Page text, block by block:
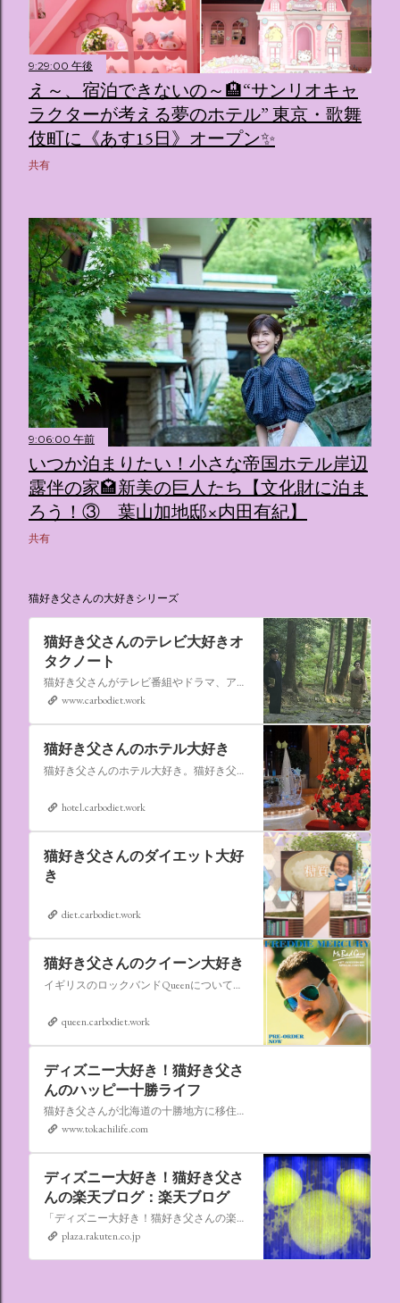
9:29:00 午後
え～、宿泊できないの～🏨“サンリオキャ
ラクターが考える夢のホテル” 東京・歌舞
伎町に《あす15日》オープン✨️
共有
9:06:00 午前
いつか泊まりたい！小さな帝国ホテル岸辺
露伴の家🏩新美の巨人たち【文化財に泊ま
ろう！③ 葉山加地邸×内田有紀】
共有
猫好き父さんの大好きシリーズ
猫好き父さんのテレビ大好きオ
タクノート
猫好き父さんがテレビ番組やドラマ、アニメ、特撮ヒーロー,そしてダイエットについて書いたブログです。
www.carbodiet.work
猫好き父さんのホテル大好き
猫好き父さんのホテル大好き。猫好き父さんが宿泊したホテルの情報を徒然なるままに書いていきます。
hotel.carbodiet.work
猫好き父さんのダイエット大好
き
diet.carbodiet.work
猫好き父さんのクイーン大好き
イギリスのロックバンドQueenについての情報をアップします。
queen.carbodiet.work
ディズニー大好き！猫好き父さ
んのハッピー十勝ライフ
猫好き父さんが北海道の十勝地方に移住しました。なれない北海道の暮らしについてお伝えします。
www.tokachilife.com
ディズニー大好き！猫好き父さ
んの楽天ブログ：楽天ブログ
「ディズニー大好き！猫好き父さんの楽天ブログ」にようこそ！ いろんなブログサービスが廃止になるなか満を持して楽天ブログをはじめようと思います。 よろしくお願いいたします。
plaza.rakuten.co.jp